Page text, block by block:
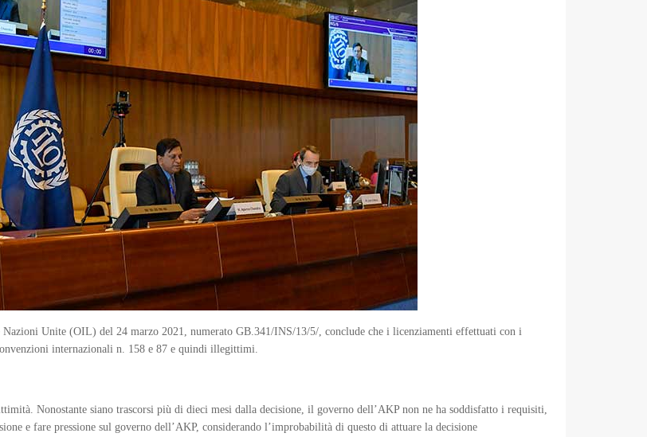
Unite (OIL) del 24 marzo 2021, numerato GB.341/INS/13/5/, conclude che i licenziamenti effettuati con i
internazionali n. 158 e 87 e quindi illegittimi.
Nonostante siano trascorsi più di dieci mesi dalla decisione, il governo dell’AKP non ne ha soddisfatto i requisiti,
e fare pressione sul governo dell’AKP, considerando l’improbabilità di questo di attuare la decisione